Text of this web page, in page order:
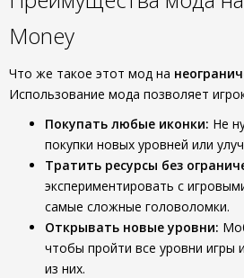
Money
Что же такое этот мод на
Использование мода позволяет
Покупать любые иконки: Не
покупки новых уровней или
Тратить ресурсы без
экспериментировать с
самые сложные головоломки.
Открывать новые уровни:
чтобы пройти все уровни игры
из них.